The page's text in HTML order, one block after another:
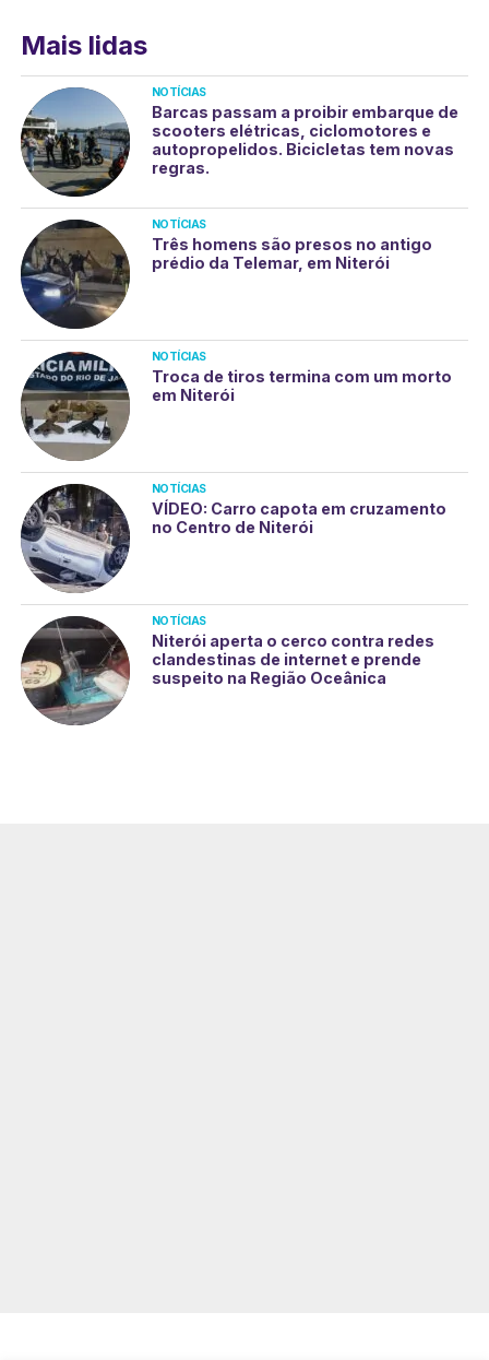
Mais lidas
NOTÍCIAS
Barcas passam a proibir embarque de
scooters elétricas, ciclomotores e
autopropelidos. Bicicletas tem novas
regras.
NOTÍCIAS
Três homens são presos no antigo
prédio da Telemar, em Niterói
NOTÍCIAS
Troca de tiros termina com um morto
em Niterói
NOTÍCIAS
VÍDEO: Carro capota em cruzamento
no Centro de Niterói
NOTÍCIAS
Niterói aperta o cerco contra redes
clandestinas de internet e prende
suspeito na Região Oceânica